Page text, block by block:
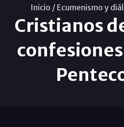
Inicio / Ecumenismo y
Cristianos